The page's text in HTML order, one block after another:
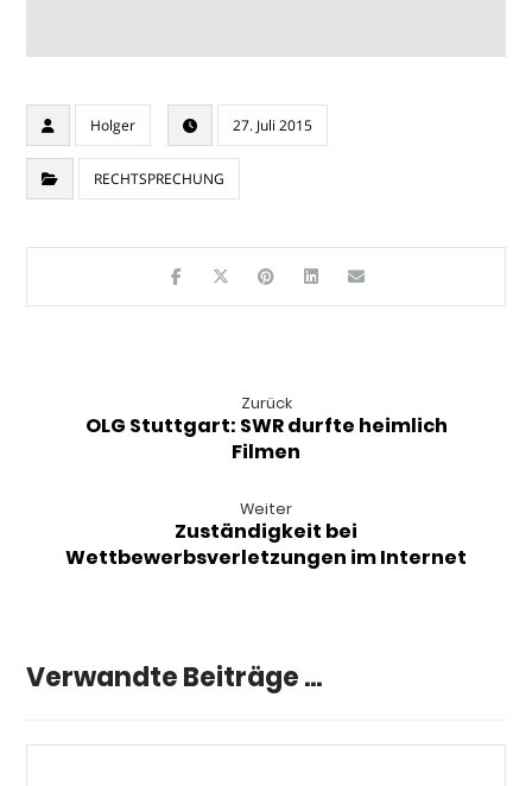
Holger 27. Juli 2015
RECHTSPRECHUNG
Zurück
OLG Stuttgart: SWR durfte heimlich
Filmen
Weiter
Zuständigkeit bei
Wettbewerbsverletzungen im Internet
Verwandte Beiträge ...